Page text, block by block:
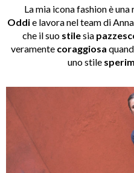
La mia icona fashion è una
Oddie lavora nel team di
che il suo stilesia
veramente coraggiosa
uno stile